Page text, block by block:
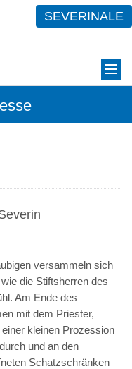
SEVERINALE
versammeln sich
die Stiftsherren des
Am Ende des
mit dem Priester,
kleinen Prozession
und an den
Schatzschränken